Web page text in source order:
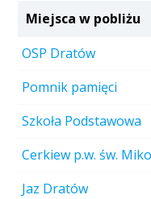
Miejsca w pobliżu
OSP Dratów
Pomnik pamięci
Szkoła Podstawowa
Cerkiew p.w. św.
Jaz Dratów